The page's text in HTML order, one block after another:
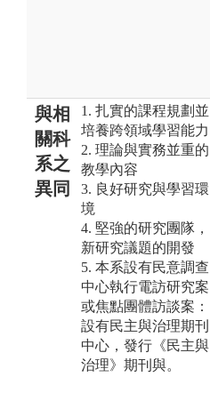
與相
關科
系之
異同
1. 扎實的課程規劃並
培養跨領域學習能力
2. 理論與實務並重的
教學內容
3. 良好研究與學習環
境
4. 堅強的研究團隊，
新研究議題的開發
5. 本系設有民意調查
中心執行電訪研究案
或焦點團體訪談案：
設有民主與治理期刊
中心，發行《民主與
治理》期刊與。